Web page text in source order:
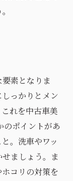
素となりま
っかりとメン
れを中古車美
のポイントがあ
。洗車やワッ
ましょう。ま
コリの対策を